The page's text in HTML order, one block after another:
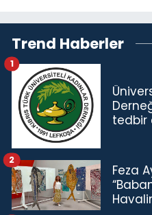
Trend Haberler
tedbir
1
Feza
2